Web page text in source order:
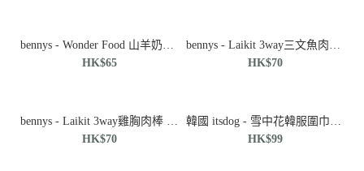
bennys - Wonder Food 山羊奶風味潔齒小食182g(14P)
HK$65
bennys - Laikit 3way三文魚肉棒 25P(350g)
HK$70
bennys - Laikit 3way雞胸肉棒 25P(350g)
HK$70
韓國 itsdog - 雪中花韓服圍巾(粉紅色)♡寵物衫
HK$99